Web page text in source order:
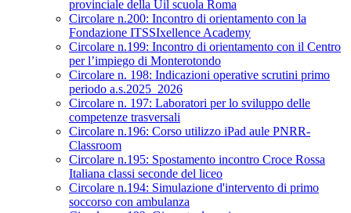
provinciale della Uil scuola Roma
Circolare n.200: Incontro di orientamento con la
Fondazione ITSSIxellence Academy
Circolare n.199: Incontro di orientamento con il Centro
per l’impiego di Monterotondo
Circolare n. 198: Indicazioni operative scrutini primo
periodo a.s.2025_2026
Circolare n. 197: Laboratori per lo sviluppo delle
competenze trasversali
Circolare n.196: Corso utilizzo iPad aule PNRR-
Classroom
Circolare n.195: Spostamento incontro Croce Rossa
Italiana classi seconde del liceo
Circolare n.194: Simulazione d'intervento di primo
soccorso con ambulanza